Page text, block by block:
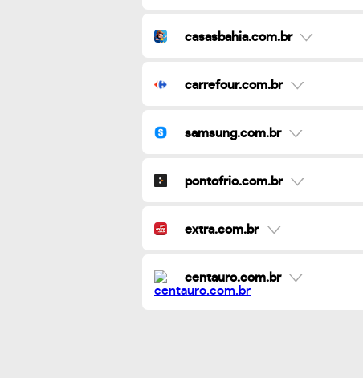
casasbahia.com.br
carrefour.com.br
samsung.com.br
pontofrio.com.br
extra.com.br
centauro.com.br